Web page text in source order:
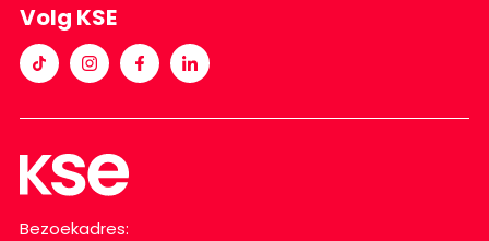
Volg KSE
Bezoekadres: